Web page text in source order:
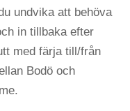
undvika att behöva
in tillbaka efter
med färja till/från
Bodö och